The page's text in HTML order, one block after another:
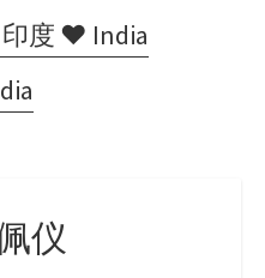
印度 ♥ India
仪